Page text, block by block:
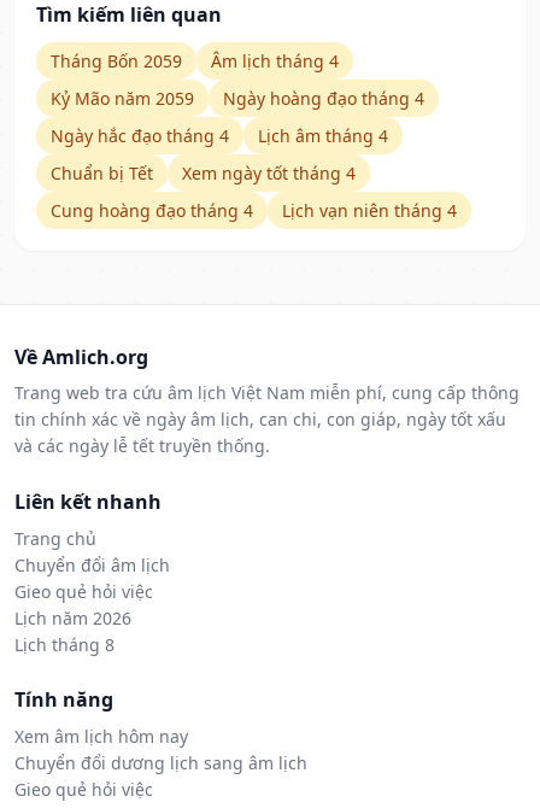
Tìm kiếm liên quan
Tháng Bốn 2059
Âm lịch tháng 4
Kỷ Mão năm 2059
Ngày hoàng đạo tháng 4
Ngày hắc đạo tháng 4
Lịch âm tháng 4
Chuẩn bị Tết
Xem ngày tốt tháng 4
Cung hoàng đạo tháng 4
Lịch vạn niên tháng 4
Về Amlich.org
Trang web tra cứu âm lịch Việt Nam miễn phí, cung cấp thông
tin chính xác về ngày âm lịch, can chi, con giáp, ngày tốt xấu
và các ngày lễ tết truyền thống.
Liên kết nhanh
Trang chủ
Chuyển đổi âm lịch
Gieo quẻ hỏi việc
Lịch năm 2026
Lịch tháng 8
Tính năng
Xem âm lịch hôm nay
Chuyển đổi dương lịch sang âm lịch
Gieo quẻ hỏi việc